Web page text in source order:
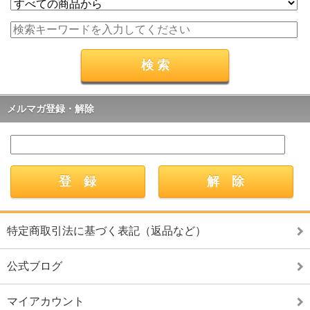
メルマガ登録・解除
特定商取引法に基づく表記（返品など）
公式ブログ
マイアカウント